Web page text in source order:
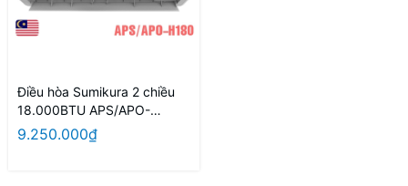
Điều hòa Sumikura 2 chiều
18.000BTU APS/APO-
H180/Morandi
9.250.000₫